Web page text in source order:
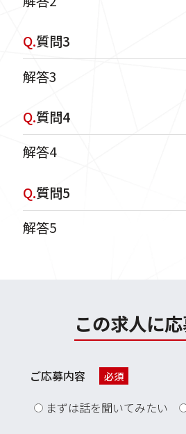
Q.質問3
解答3
Q.質問4
解答4
Q.質問5
解答5
この求人に
ご応募内容 必須
まずは話を聞いてみたい